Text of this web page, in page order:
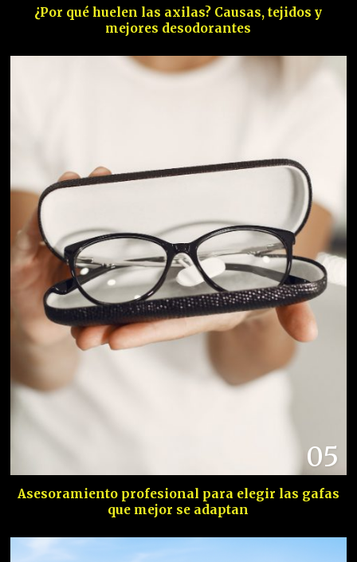
¿Por qué huelen las axilas? Causas, tejidos y
mejores desodorantes
05
Asesoramiento profesional para elegir las gafas
que mejor se adaptan